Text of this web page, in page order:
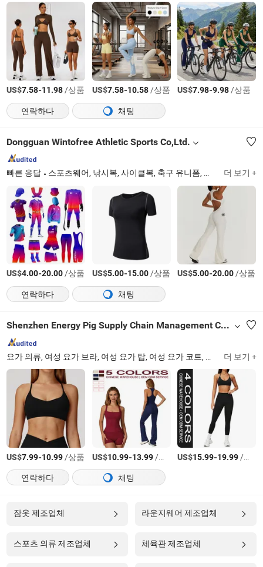
US$7.58-11.98/상품 US$7.58-10.58/상품 US$7.98-9.98/상품
연락하다
채팅
Dongguan Wintofree Athletic Sports Co,Ltd.
빠른 응답 스포츠웨어, 낚시복, 사이클복, 축구 유니폼, 농구 유니폼, 팔 슬리브, 야구 유니폼, 아이스하키 유니폼, 요가/체육관 피트니스 더 보기 +
US$4.00-20.00/상품 US$5.00-15.00/상품 US$5.00-20.00/상품
연락하다
채팅
Shenzhen Energy Pig Supply Chain Management Co., Ltd.
요가 의류, 여성 요가 브라, 여성 요가 탑, 여성 요가 코트, 여성 요가 바지, 여성 요가 반바지, 여성 요가 치마, 여성 요가 세트, 여성 요가 바디수트 더 보기 +
US$7.99-10.99/상품 US$10.99-13.99/상품 US$15.99-19.99/상품
연락하다
채팅
잠옷 제조업체 라운지웨어 제조업체
스포츠 의류 제조업체 체육관 제조업체